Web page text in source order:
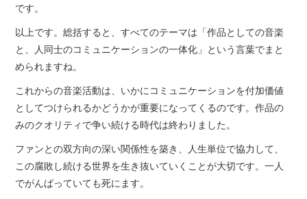
です。
以上です。総括すると、すべてのテーマは「作品としての音楽
と、人同士のコミュニケーションの一体化」という言葉でまと
められますね。
これからの音楽活動は、いかにコミュニケーションを付加価値
としてつけられるかどうかが重要になってくるのです。作品の
みのクオリティで争い続ける時代は終わりました。
ファンとの双方向の深い関係性を築き、人生単位で協力して、
この腐敗し続ける世界を生き抜いていくことが大切です。一人
でがんばっていても死にます。